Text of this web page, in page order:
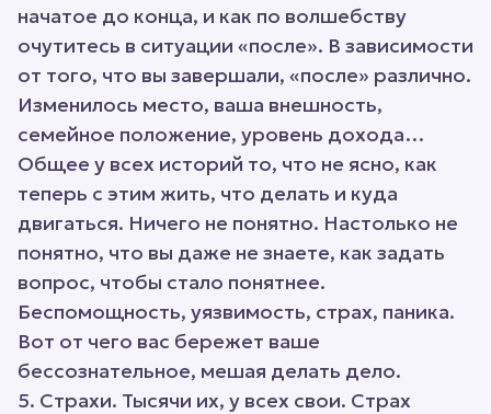
начатое до конца, и как по волшебству
очутитесь в ситуации «после». В зависимости
от того, что вы завершали, «после» различно.
Изменилось место, ваша внешность,
семейное положение, уровень дохода…
Общее у всех историй то, что не ясно, как
теперь с этим жить, что делать и куда
двигаться. Ничего не понятно. Настолько не
понятно, что вы даже не знаете, как задать
вопрос, чтобы стало понятнее.
Беспомощность, уязвимость, страх, паника.
Вот от чего вас бережет ваше
бессознательное, мешая делать дело.
5. Страхи. Тысячи их, у всех свои. Страх